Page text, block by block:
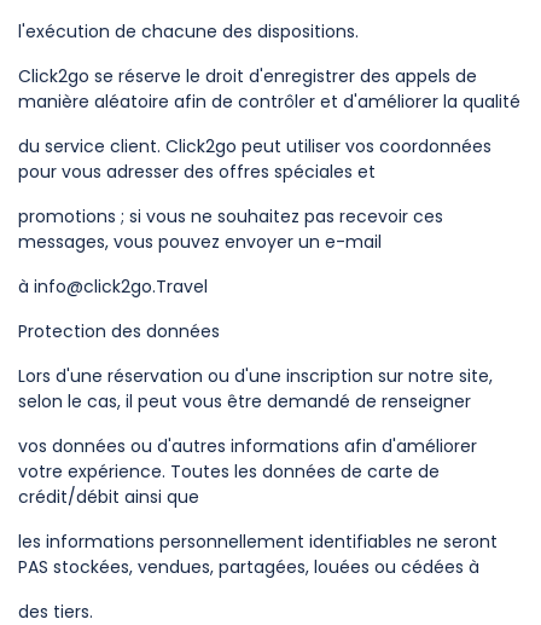
l'exécution de chacune des dispositions.
Click2go se réserve le droit d'enregistrer des appels de
manière aléatoire afin de contrôler et d'améliorer la qualité
du service client. Click2go peut utiliser vos coordonnées
pour vous adresser des offres spéciales et
promotions ; si vous ne souhaitez pas recevoir ces
messages, vous pouvez envoyer un e-mail
à info@click2go.Travel
Protection des données
Lors d'une réservation ou d'une inscription sur notre site,
selon le cas, il peut vous être demandé de renseigner
vos données ou d'autres informations afin d'améliorer
votre expérience. Toutes les données de carte de
crédit/débit ainsi que
les informations personnellement identifiables ne seront
PAS stockées, vendues, partagées, louées ou cédées à
des tiers.